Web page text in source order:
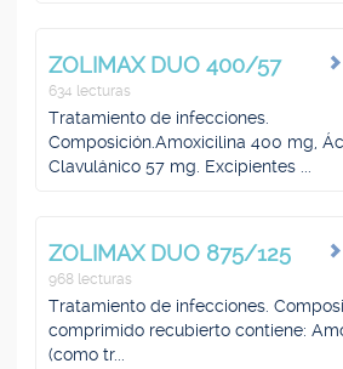
ZOLIMAX DUO 400/57
634 lecturas
Tratamiento de infecciones.
Composición.Amoxicilina 400 mg,
Clavulánico 57 mg. Excipientes ...
ZOLIMAX DUO 875/125
968 lecturas
Tratamiento de infecciones.
comprimido recubierto contiene:
(como tr...